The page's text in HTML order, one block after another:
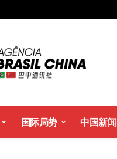
国际局势 中国新闻